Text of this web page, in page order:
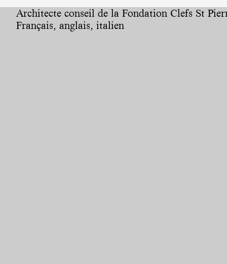
Architecte conseil de la Fondation Clefs St
Français, anglais, italien